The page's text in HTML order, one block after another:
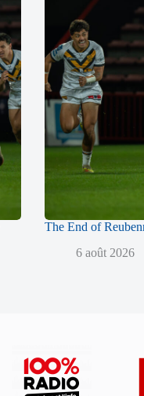
The End of
6 août 2026